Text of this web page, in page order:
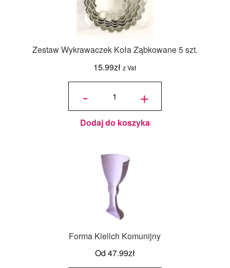
Zestaw Wykrawaczek Koła Ząbkowane 5 szt.
15.99zł z Vat
-
ilość Zestaw
Ząbkowane 5 +
Dodaj do koszyka
Forma Kielich Komunijny
Od 47.99zł